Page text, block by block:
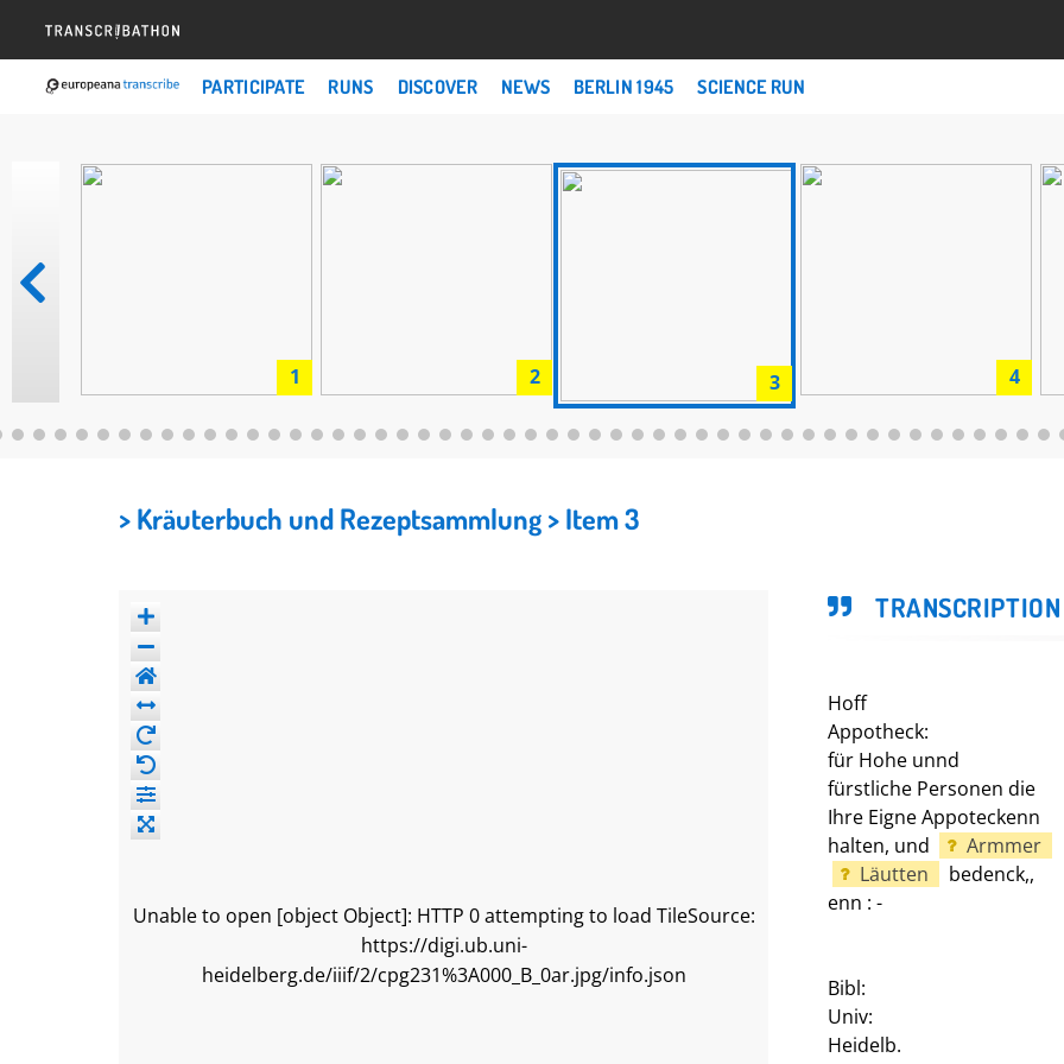
PARTICIPATE RUNS DISCOVER NEWS BERLIN 1945 SCIENCE RUN
1 2 3 4
> Kräuterbuch und Rezeptsammlung> Item 3
Unable to open [object Object]: HTTP 0 attempting to load TileSource:
https://digi.ub.uni-
heidelberg.de/iiif/2/cpg231%3A000_B_0ar.jpg/info.json
TRANSCRIPTION
Hoff
Appotheck:
für Hohe unnd
fürstliche Personen die
Ihre Eigne Appoteckenn
halten, und
Armmer
Läutten
bedenck,,
enn : -
Bibl:
Univ:
Heidelb.